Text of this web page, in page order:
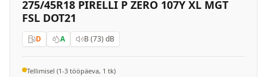
275/45R18 PIRELLI P ZERO 107Y XL MGT
FSL DOT21
D A B (73) dB
Tellimisel (1-3 tööpäeva, 1 tk)